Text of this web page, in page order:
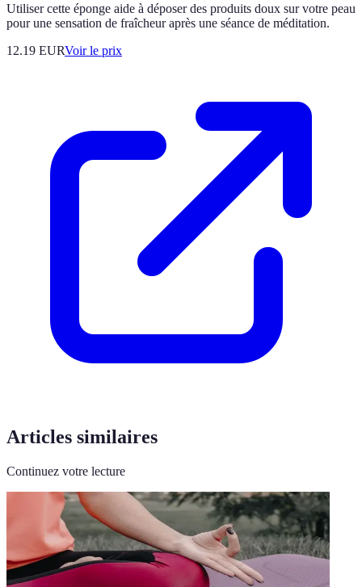
Utiliser cette éponge aide à déposer des produits doux sur votre peau
pour une sensation de fraîcheur après une séance de méditation.
12.19 EURVoir le prix
Articles similaires
Continuez votre lecture